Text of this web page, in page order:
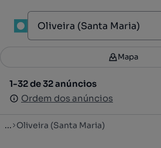
Filtros 2
1-32 de 32 anúncios
Ordem dos anúncios
Mapa
1-32 de 32 anúncios
Ordem dos anúncios
... Oliveira (Santa Maria)